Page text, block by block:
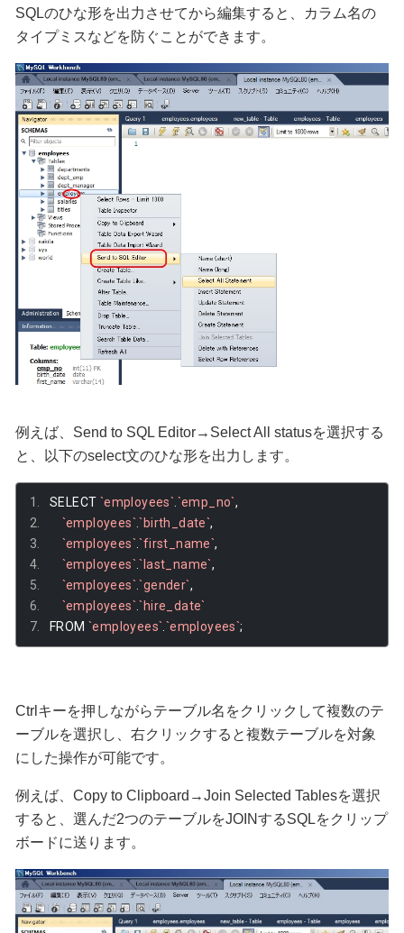
SQLのひな形を出力させてから編集すると、カラム名の
タイプミスなどを防ぐことができます。
例えば、Send to SQL Editor→Select All statusを選択する
と、以下のselect文のひな形を出力します。
SELECT `employees`.`emp_no`,
`employees`.`birth_date`,
`employees`.`first_name`,
`employees`.`last_name`,
`employees`.`gender`,
`employees`.`hire_date`
FROM `employees`.`employees`;
Ctrlキーを押しながらテーブル名をクリックして複数のテ
ーブルを選択し、右クリックすると複数テーブルを対象
にした操作が可能です。
例えば、Copy to Clipboard→Join Selected Tablesを選択
すると、選んだ2つのテーブルをJOINするSQLをクリップ
ボードに送ります。